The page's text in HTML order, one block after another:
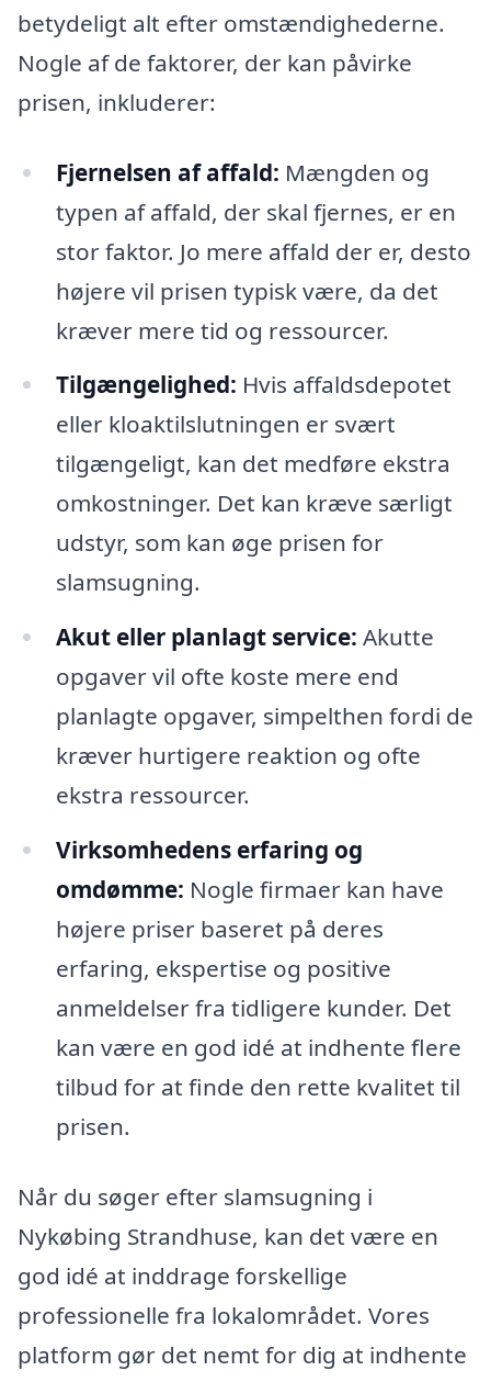
betydeligt alt efter omstændighederne.
Nogle af de faktorer, der kan påvirke
prisen, inkluderer:
Fjernelsen af affald: Mængden og
typen af affald, der skal fjernes, er en
stor faktor. Jo mere affald der er, desto
højere vil prisen typisk være, da det
kræver mere tid og ressourcer.
Tilgængelighed: Hvis affaldsdepotet
eller kloaktilslutningen er svært
tilgængeligt, kan det medføre ekstra
omkostninger. Det kan kræve særligt
udstyr, som kan øge prisen for
slamsugning.
Akut eller planlagt service: Akutte
opgaver vil ofte koste mere end
planlagte opgaver, simpelthen fordi de
kræver hurtigere reaktion og ofte
ekstra ressourcer.
Virksomhedens erfaring og
omdømme: Nogle firmaer kan have
højere priser baseret på deres
erfaring, ekspertise og positive
anmeldelser fra tidligere kunder. Det
kan være en god idé at indhente flere
tilbud for at finde den rette kvalitet til
prisen.
Når du søger efter slamsugning i
Nykøbing Strandhuse, kan det være en
god idé at inddrage forskellige
professionelle fra lokalområdet. Vores
platform gør det nemt for dig at indhente